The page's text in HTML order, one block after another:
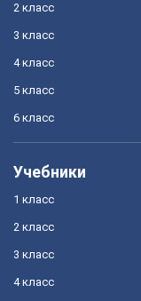
2 класс
3 класс
4 класс
5 класс
6 класс
Учебники
1 класс
2 класс
3 класс
4 класс